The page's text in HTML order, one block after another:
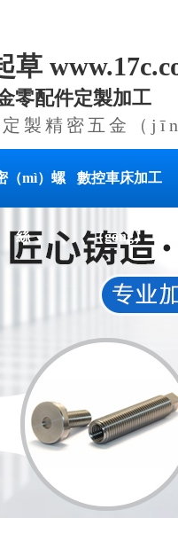
草
零配件定製加工
製精密五金（
（mì）螺
絲
數控車床加工
（gōng）